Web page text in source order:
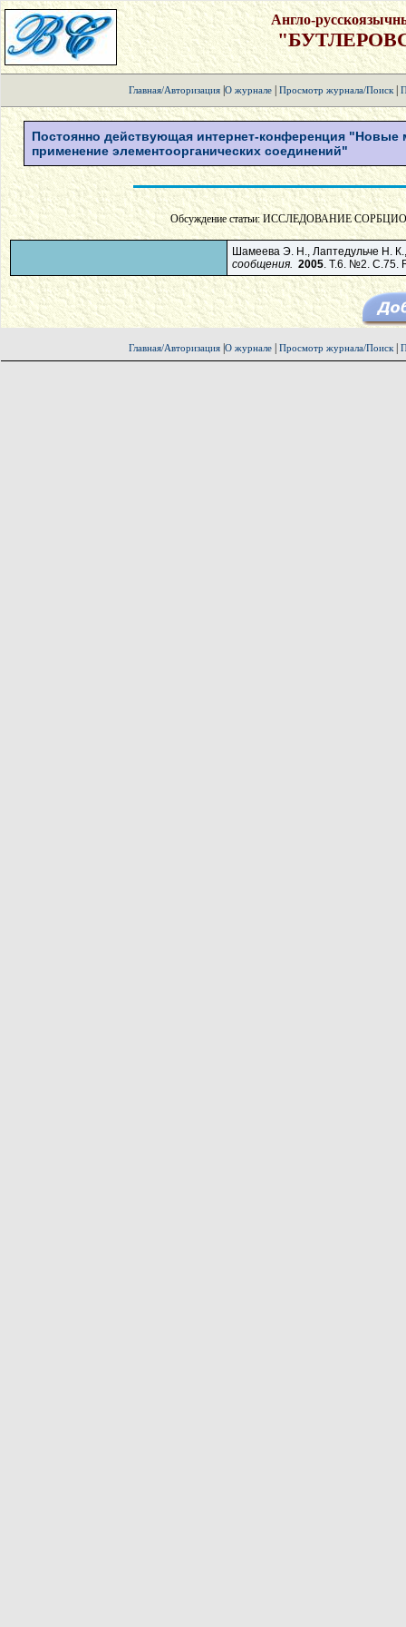
Англо-
Главная/Авторизация| О журнале| Просмотр журнала/Поиск|
Постоянно действующая интернет-конференция "Новые
применение элементоорганических соединений"
Обсуждение статьи: ИССЛЕДОВАНИЕ
Шамеева Э. Н., Лаптедульче Н.
сообщения. 2005. Т.6. №2. С.75.
Главная/Авторизация| О журнале| Просмотр журнала/Поиск|